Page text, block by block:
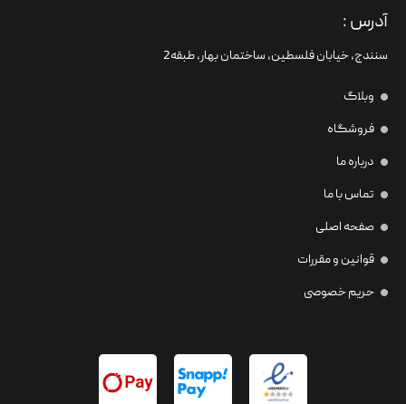
آدرس :
سنندج، خیابان فلسطین،‌ ساختمان بهار، طبقه2
وبلاگ
فروشگاه
درباره ما
تماس با ما
صفحه اصلی
قوانین و مقررات
حریم خصوصی